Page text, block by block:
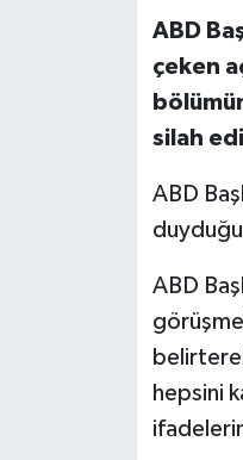
ABD
çeken
silah
ABD
ABD
hepsini